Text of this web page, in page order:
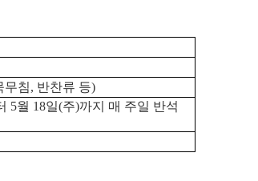
무침, 반찬류 등)
5월 18일(주)까지 매 주일 반석